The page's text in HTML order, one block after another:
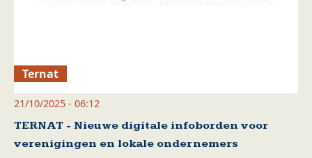
Ternat
21/10/2025 - 06:12
TERNAT - Nieuwe digitale infoborden voor
verenigingen en lokale ondernemers